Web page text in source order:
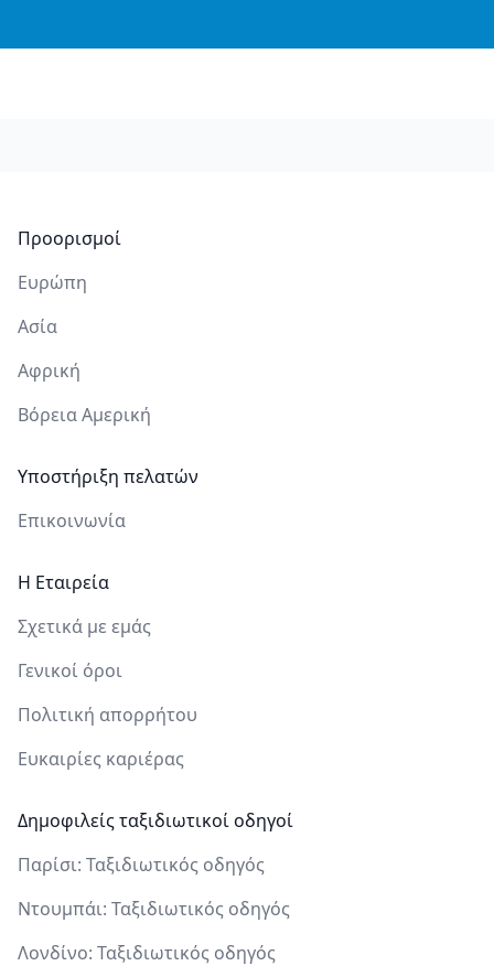
Προορισμοί
Ευρώπη
Ασία
Αφρική
Βόρεια Αμερική
Υποστήριξη πελατών
Επικοινωνία
Η Εταιρεία
Σχετικά με εμάς
Γενικοί όροι
Πολιτική απορρήτου
Ευκαιρίες καριέρας
Δημοφιλείς ταξιδιωτικοί οδηγοί
Παρίσι: Ταξιδιωτικός οδηγός
Ντουμπάι: Ταξιδιωτικός οδηγός
Λονδίνο: Ταξιδιωτικός οδηγός